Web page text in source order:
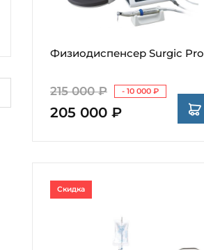
Физиодиспенсер Surgic Pro
215 000 ₽ - 10 000 ₽
205 000 ₽
Скидка